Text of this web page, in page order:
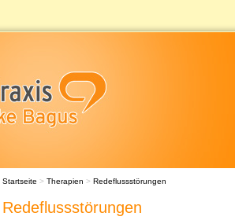
Startseite > Therapien > Redeflussstörungen
Redeflussstörungen